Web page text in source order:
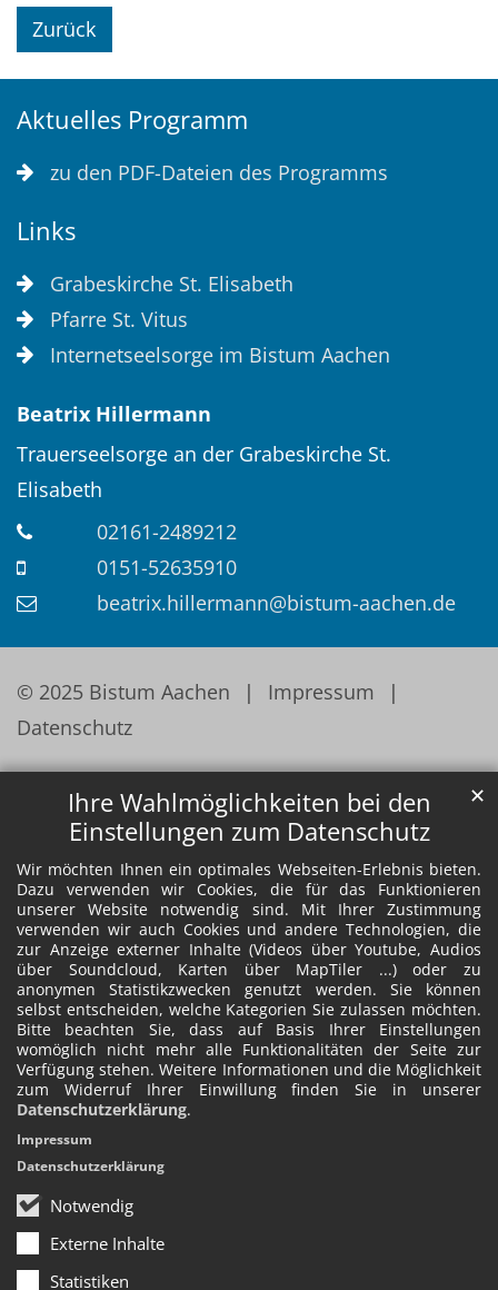
Ihre Wahlmöglichkeiten bei den
Einstellungen zum Datenschutz
Wir möchten Ihnen ein optimales Webseiten-Erlebnis bieten.
Dazu verwenden wir Cookies, die für das Funktionieren
unserer Website notwendig sind. Mit Ihrer Zustimmung
verwenden wir auch Cookies und andere Technologien, die
zur Anzeige externer Inhalte (Videos über Youtube, Audios
über Soundcloud, Karten über MapTiler ...) oder zu
anonymen Statistikzwecken genutzt werden. Sie können
selbst entscheiden, welche Kategorien Sie zulassen möchten.
Bitte beachten Sie, dass auf Basis Ihrer Einstellungen
womöglich nicht mehr alle Funktionalitäten der Seite zur
Verfügung stehen. Weitere Informationen und die Möglichkeit
zum Widerruf Ihrer Einwillung finden Sie in unserer
Datenschutzerklärung.
Notwendig
Externe Inhalte
Statistiken
✕
Impressum
Datenschutzerklärung
Zurück
Aktuelles Programm
zu den PDF-Dateien des Programms
Links
Grabeskirche St. Elisabeth
Pfarre St. Vitus
Internetseelsorge im Bistum Aachen
Beatrix Hillermann
Trauerseelsorge an der Grabeskirche St.
Elisabeth
02161-2489212
0151-52635910
beatrix.hillermann@bistum-aachen.de
© 2025 Bistum Aachen
Impressum
Datenschutz